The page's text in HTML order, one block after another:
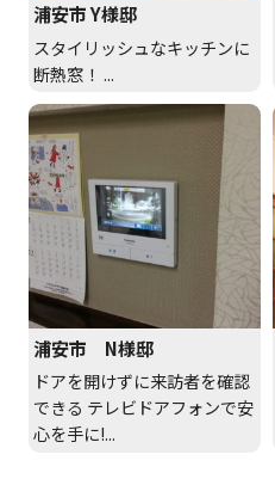
浦安市 Y様邸
スタイリッシュなキッチンに
断熱窓！ ...
浦安市 N様邸
ドアを開けずに来訪者を確認
できる テレビドアフォンで安
心を手に!...